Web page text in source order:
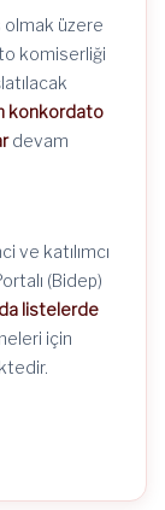
olmak üzere
komiserliği
konkordato
devam
ve katılımcı
(Bidep)
listelerde
için